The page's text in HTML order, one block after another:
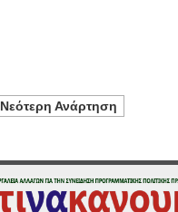
Νεότερη Ανάρτηση